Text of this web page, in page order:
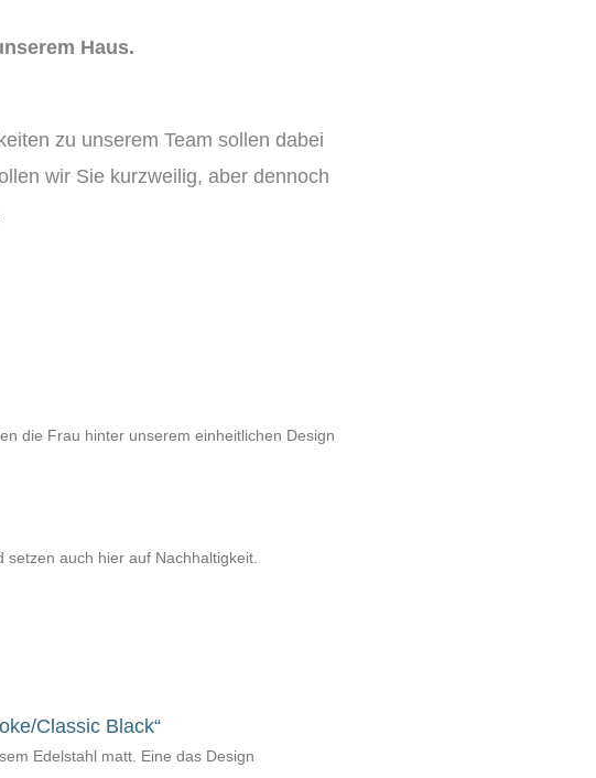
Haus.
zu unserem Team sollen dabei
wir Sie kurzweilig, aber dennoch
die Frau hinter unserem einheitlichen Design
auch hier auf Nachhaltigkeit.
Classic Black“
Edelstahl matt. Eine das Design